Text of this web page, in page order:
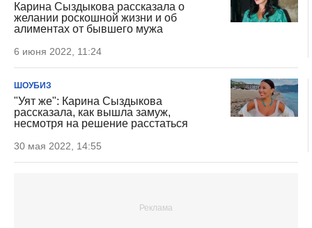
Карина Сыздыкова рассказала о
желании роскошной жизни и об
алиментах от бывшего мужа
6 июня 2022, 11:24
ШОУБИЗ
"Уят же": Карина Сыздыкова
рассказала, как вышла замуж,
несмотря на решение расстаться
30 мая 2022, 14:55